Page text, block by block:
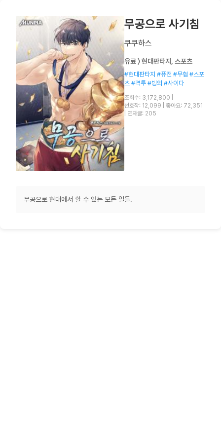
무공으로 사기침
쿠쿠하스
유료 〉 현대판타지, 스포츠
#현대판타지 #퓨전 #무협 #스포
츠 #격투 #빙의 #사이다
조회수: 3,172,800
선호작: 12,099
좋아요: 72,351
연재글: 205
무공으로 현대에서 할 수 있는 모든 일들.